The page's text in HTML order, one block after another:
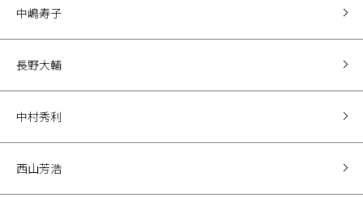
中嶋寿子
長野大輔
中村秀利
西山芳浩